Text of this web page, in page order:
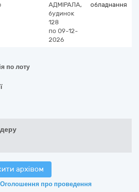
АДМІРАЛА,
будинок
128
по 09-12-
2026
обладнання
по лоту
архівом
про проведення